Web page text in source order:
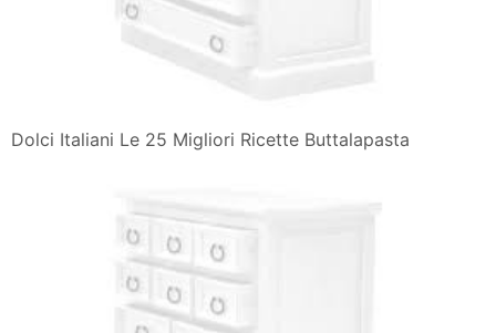
Dolci Italiani Le 25 Migliori Ricette Buttalapasta